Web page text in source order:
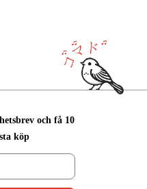
och få 10
köp